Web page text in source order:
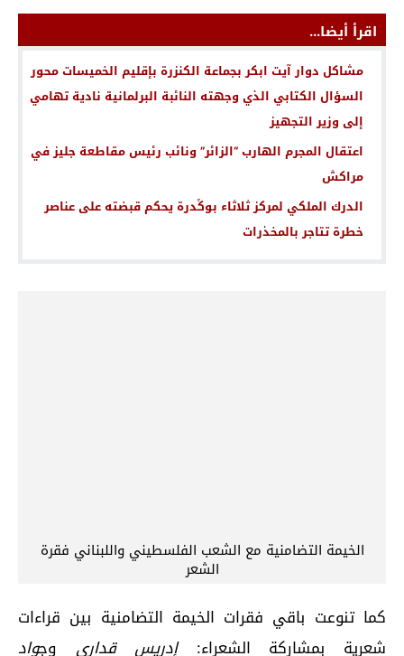
اقرأ أيضا...
مشاكل دوار آيت ابكر بجماعة الكنزرة بإقليم الخميسات محور
السؤال الكتابي الذي وجهته النائبة البرلمانية نادية تهامي
إلى وزير التجهيز
اعتقال المجرم الهارب “الزائر” ونائب رئيس مقاطعة جليز في
مراكش
الدرك الملكي لمركز ثلاثاء بوݣدرة يحكم قبضته على عناصر
خطرة تتاجر بالمخذرات
الخيمة التضامنية مع الشعب الفلسطيني واللبناني فقرة
الشعر
كما تنوعت باقي فقرات الخيمة التضامنية بين قراءات
شعرية بمشاركة الشعراء:إدريس قداري وجواد